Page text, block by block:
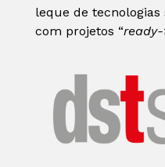
leque de tecnologias
com projetos “